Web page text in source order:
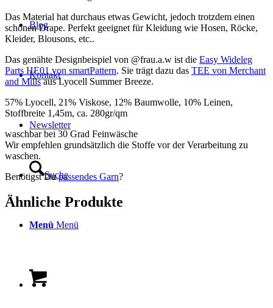
Blog
Kontakt
Newsletter
Suche
Menü Menü
Das Material hat durchaus etwas Gewicht, jedoch trotzdem einen
schönen Drape. Perfekt geeignet für Kleidung wie Hosen, Röcke,
Kleider, Blousons, etc..
Das genähte Designbeispiel von @frau.a.w ist die Easy Wideleg
Parts HE01 von smartPattern. Sie trägt dazu das TEE von Merchant
and Millsaus Lyocell Summer Breeze.
57% Lyocell, 21% Viskose, 12% Baumwolle, 10% Leinen,
Stoffbreite 1,45m, ca. 280gr/qm
waschbar bei 30 Grad Feinwäsche
Wir empfehlen grundsätzlich die Stoffe vor der Verarbeitung zu
waschen.
Benötigst Dupassendes Garn?
Ähnliche Produkte